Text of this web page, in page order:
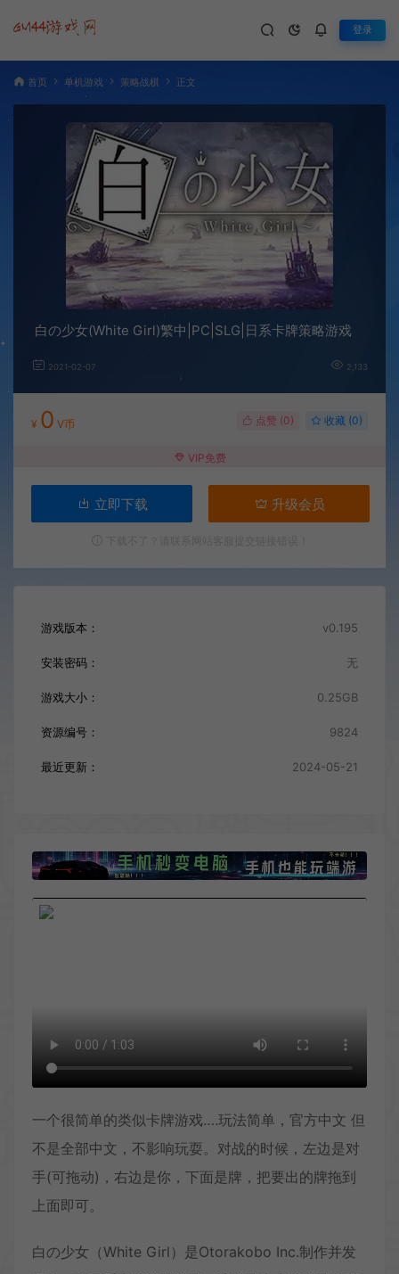
登录
首页 单机游戏 策略战棋 正文
白の少女(White Girl)繁中|PC|SLG|日系卡牌策略游戏
2021-02-07 2,133
¥ 0 V币 点赞 (0) 收藏 (0)
VIP免费
立即下载 升级会员
游戏版本： v0.195
安装密码： 无
游戏大小： 0.25GB
资源编号： 9824
最近更新： 2024-05-21
一个很简单的类似卡牌游戏….玩法简单，官方中文 但
不是全部中文，不影响玩耍。对战的时候，左边是对
手(可拖动)，右边是你，下面是牌，把要出的牌拖到
上面即可。
白の少女（White Girl）是Otorakobo Inc.制作并发